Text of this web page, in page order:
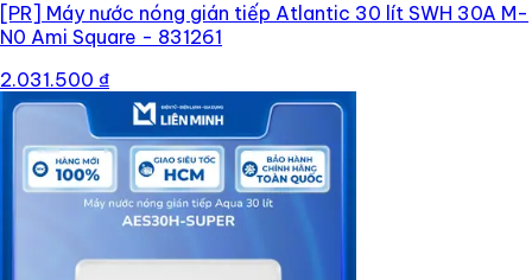
[PR] Máy nước nóng gián tiếp Atlantic 30 lít SWH 30A M-
N0 Ami Square - 831261
2.031.500 ₫